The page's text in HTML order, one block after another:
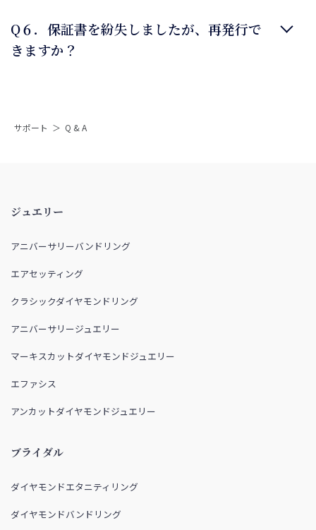
Q６．保証書を紛失しましたが、再発行で
きますか？
サポート ＞ Q & A
ジュエリー
アニバーサリーバンドリング
エアセッティング
クラシックダイヤモンドリング
アニバーサリージュエリー
マーキスカットダイヤモンドジュエリー
エファシス
アンカットダイヤモンドジュエリー
ブライダル
ダイヤモンドエタニティリング
ダイヤモンドバンドリング